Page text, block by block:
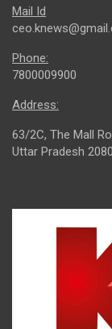
Mail Id
Phone:
7800009900
Address:
63/2C, The Mall
Uttar Pradesh